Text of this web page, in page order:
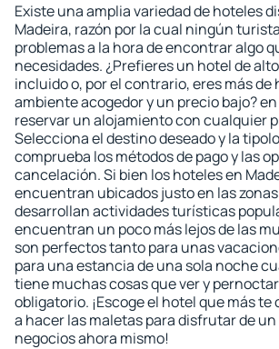
Existe una amplia variedad de hoteles
Madeira, razón por la cual ningún
problemas a la hora de encontrar algo
necesidades. ¿Prefieres un hotel de
incluido o, por el contrario, eres más de
ambiente acogedor y un precio bajo?
reservar un alojamiento con cualquier
Selecciona el destino deseado y la
comprueba los métodos de pago y las
cancelación. Si bien los hoteles en
encuentran ubicados justo en las
desarrollan actividades turísticas
encuentran un poco más lejos de las
son perfectos tanto para unas
para una estancia de una sola noche
tiene muchas cosas que ver y
obligatorio. ¡Escoge el hotel que más
a hacer las maletas para disfrutar de un
negocios ahora mismo!